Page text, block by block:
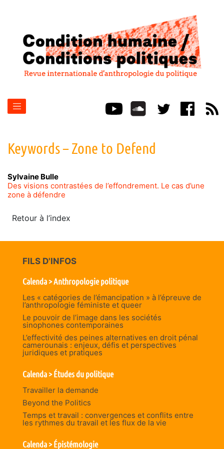
Keywords – Zone to Defend
Sylvaine Bulle
Des visions contrastées de l’effondrement. Le cas d’une
zone à défendre
Retour à l’index
FILS D'INFOS
Calenda > Anthropologie politique
Les « catégories de l’émancipation » à l’épreuve de
l’anthropologie féministe et queer
Le pouvoir de l’image dans les sociétés
sinophones contemporaines
L’effectivité des peines alternatives en droit pénal
camerounais : enjeux, défis et perspectives
juridiques et pratiques
Calenda > Études du politique
Travailler la demande
Beyond the Politics
Temps et travail : convergences et conflits entre
les rythmes du travail et les flux de la vie
Calenda > Épistémologie